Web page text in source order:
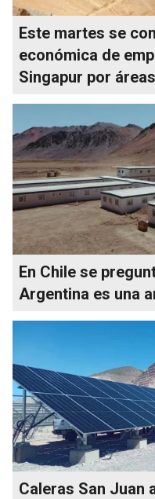
Este martes se
económica de
Singapur por
En Chile se
Argentina es una
Caleras San Juan